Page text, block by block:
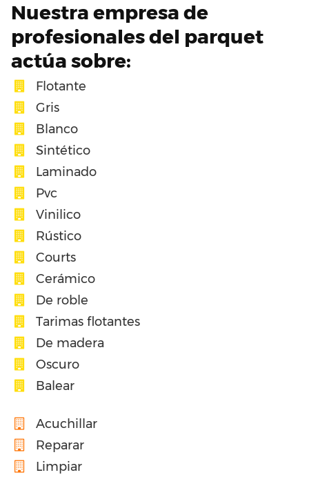
Nuestra empresa de
profesionales del parquet
actúa sobre:
Flotante
Gris
Blanco
Sintético
Laminado
Pvc
Vinilico
Rústico
Courts
Cerámico
De roble
Tarimas flotantes
De madera
Oscuro
Balear
Acuchillar
Reparar
Limpiar